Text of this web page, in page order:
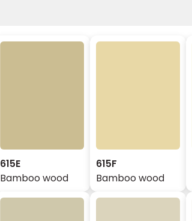
615E
Bamboo wood
615F
Bamboo wood